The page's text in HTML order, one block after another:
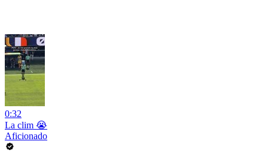
0:32
La clim 😭
Aficionado